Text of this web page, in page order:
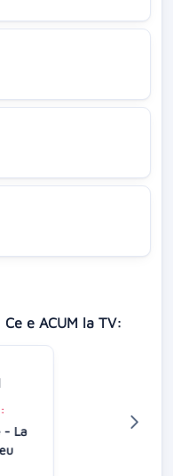
e ACUM la TV:
- La